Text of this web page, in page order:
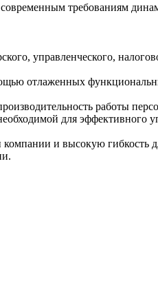
требованиям
управленческого,
отлаженных
работы
для эффективного
компании и высокую гибкость